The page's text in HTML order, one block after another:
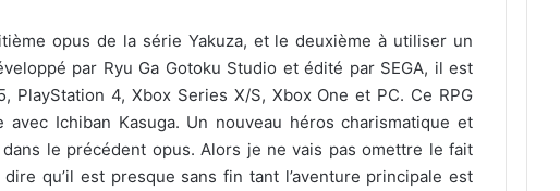
opus de la série Yakuza, et le deuxième à utiliser un
par Ryu Ga Gotoku Studio et édité par SEGA, il est
4, Xbox Series X/S, Xbox One et PC. Ce RPG
Ichiban Kasuga. Un nouveau héros charismatique et
le précédent opus. Alors je ne vais pas omettre le fait
qu’il est presque sans fin tant l’aventure principale est